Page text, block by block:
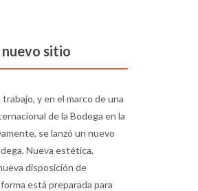
sitio
y en el marco de una
de la Bodega en la
se lanzó un nuevo
Nueva estética,
disposición de
está preparada para